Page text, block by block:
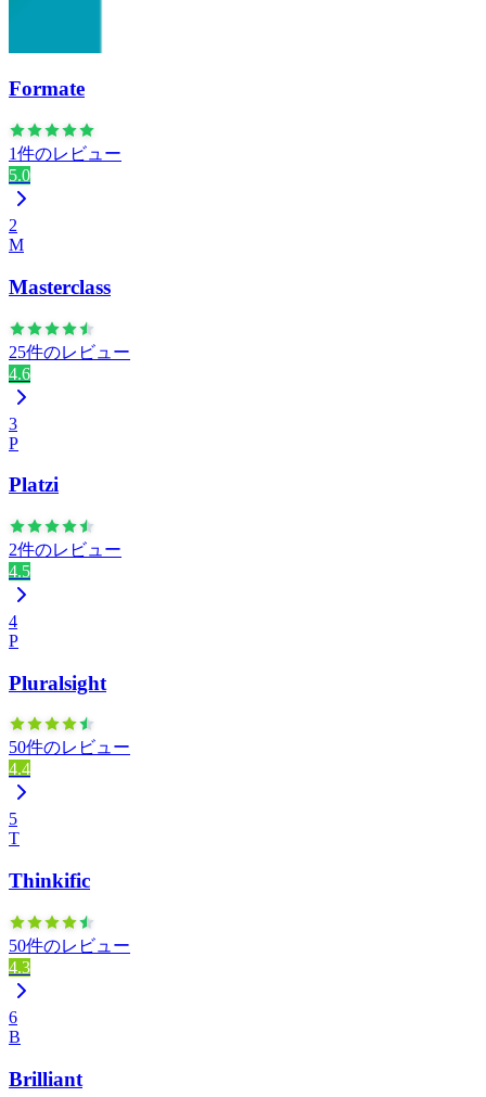
Formate
1件のレビュー
5.0
2
M
Masterclass
25件のレビュー
4.6
3
P
Platzi
2件のレビュー
4.5
4
P
Pluralsight
50件のレビュー
4.4
5
T
Thinkific
50件のレビュー
4.3
6
B
Brilliant